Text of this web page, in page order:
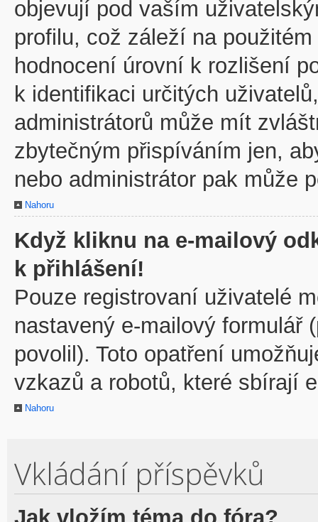
objevují pod vaším
profilu, což záleží na
hodnocení úrovní k rozlišení
k identifikaci určitých
administrátorů může mít
zbytečným přispíváním jen,
nebo administrátor pak může
Nahoru
Když kliknu na e-mailový
k přihlášení!
Pouze registrovaní uživatelé
nastavený e-mailový formulář
povolil). Toto opatření
vzkazů a robotů, které sbírají
Nahoru
Vkládání příspěvků